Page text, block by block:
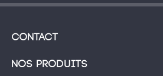
Contact
Nos produits